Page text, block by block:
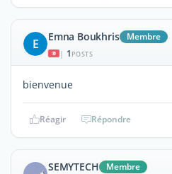
E Emna Boukhris Membre
| 1 POSTS
bienvenue
Réagir Répondre
SEMYTECH Membre